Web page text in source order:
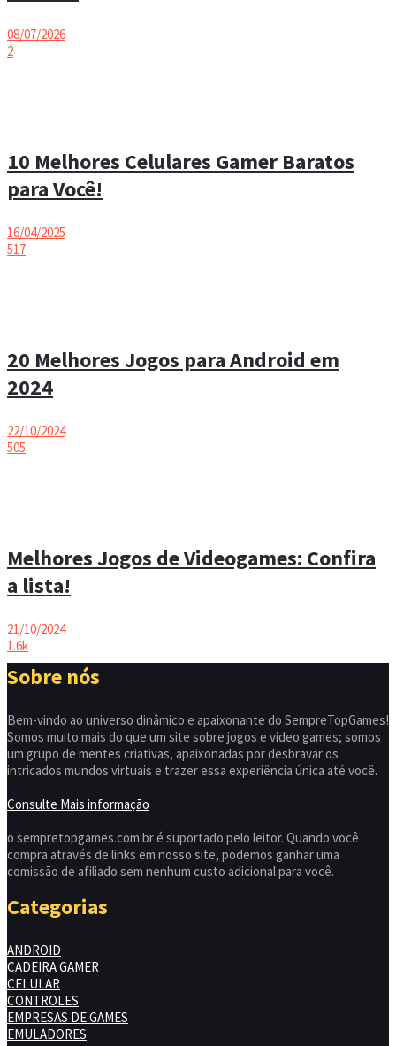
08/07/2026
2
10 Melhores Celulares Gamer Baratos
para Você!
16/04/2025
517
20 Melhores Jogos para Android em
2024
22/10/2024
505
Melhores Jogos de Videogames: Confira
a lista!
21/10/2024
1.6k
Sobre nós
Bem-vindo ao universo dinâmico e apaixonante do SempreTopGames!
Somos muito mais do que um site sobre jogos e video games; somos
um grupo de mentes criativas, apaixonadas por desbravar os
intricados mundos virtuais e trazer essa experiência única até você.
Consulte Mais informação
o sempretopgames.com.br é suportado pelo leitor. Quando você
compra através de links em nosso site, podemos ganhar uma
comissão de afiliado sem nenhum custo adicional para você.
Categorias
ANDROID
CADEIRA GAMER
CELULAR
CONTROLES
EMPRESAS DE GAMES
EMULADORES